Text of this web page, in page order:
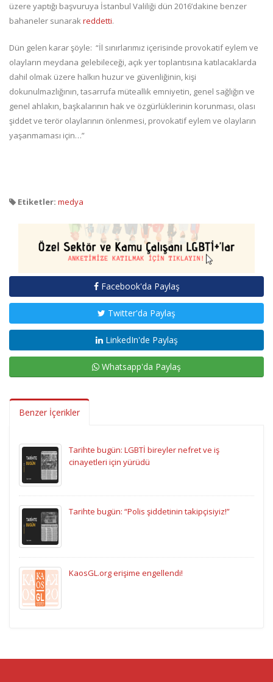
üzere yaptığı başvuruya İstanbul Valiliği dün 2016’dakine benzer
bahaneler sunarakreddetti.
Dün gelen karar şöyle: “İl sınırlarımız içerisinde provokatif eylem ve
olayların meydana gelebileceği, açık yer toplantısına katılacaklarda
dahil olmak üzere halkın huzur ve güvenliğinin, kişi
dokunulmazlığının, tasarrufa müteallik emniyetin, genel sağlığın ve
genel ahlakın, başkalarının hak ve özgürlüklerinin korunması, olası
şiddet ve terör olaylarının önlenmesi, provokatif eylem ve olayların
yaşanmaması için…”
Etiketler: medya
Facebook'da Paylaş
Twitter'da Paylaş
LinkedIn'de Paylaş
Whatsapp'da Paylaş
Benzer İçerikler
Tarihte bugün: LGBTİ bireyler nefret ve iş
cinayetleri için yürüdü
Tarihte bugün: “Polis şiddetinin takipçisiyiz!”
KaosGL.org erişime engellendi!